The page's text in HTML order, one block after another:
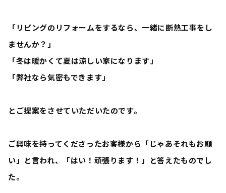
「リビングのリフォームをするなら、一緒に断熱工事をし
ませんか？」
「冬は暖かくて夏は涼しい家になります」
「弊社なら気密もできます」
とご提案をさせていただいたのです。
ご興味を持ってくださったお客様から「じゃあそれもお願
い 」と言われ、「はい！頑張ります！ 」と答えたものでし
た。